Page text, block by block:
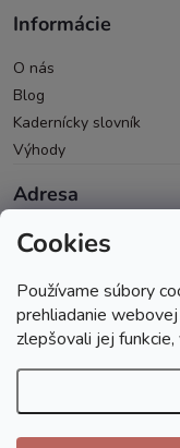
Cookies
Používame súbory
prehliadanie
zlepšovali jej
Informácie
O nás
Blog
Kadernícky slovník
Výhody
Adresa
Oravická 614/14
Okres Tvrdošín